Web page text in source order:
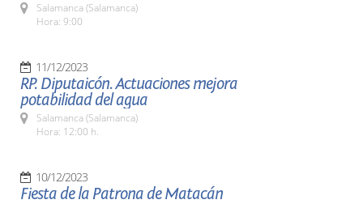
Salamanca (Salamanca)
Hora: 9:00
11/12/2023
RP. Diputaicón. Actuaciones mejora
potabilidad del agua
Salamanca (Salamanca)
Hora: 12:00 h.
10/12/2023
Fiesta de la Patrona de Matacán